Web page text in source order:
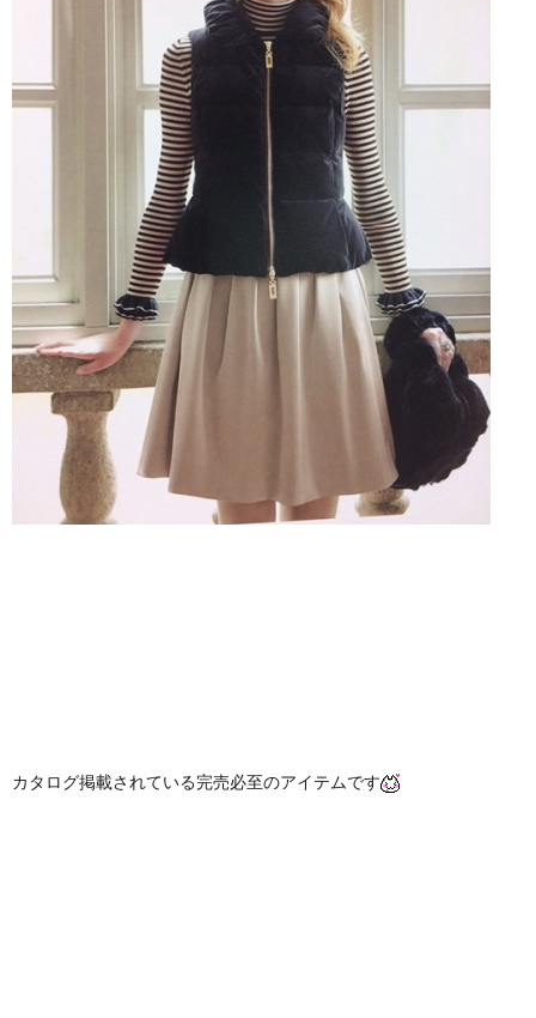
カタログ掲載されている完売必至のアイテムです